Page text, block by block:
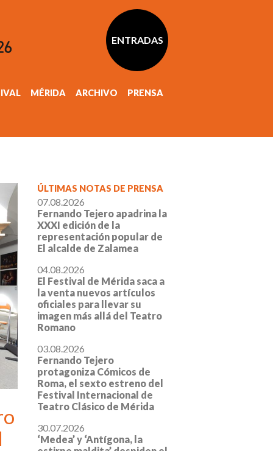
ENTRADAS
MÉRIDA ARCHIVO PRENSA
ÚLTIMAS NOTAS DE PRENSA
07.08.2026
Fernando Tejero apadrina la
XXXI edición de la
representación popular de
El alcalde de Zalamea
04.08.2026
El Festival de Mérida saca a
la venta nuevos artículos
oficiales para llevar su
imagen más allá del Teatro
Romano
03.08.2026
Fernando Tejero
protagoniza Cómicos de
Roma, el sexto estreno del
Festival Internacional de
Teatro Clásico de Mérida
30.07.2026
‘Medea’ y ‘Antígona, la